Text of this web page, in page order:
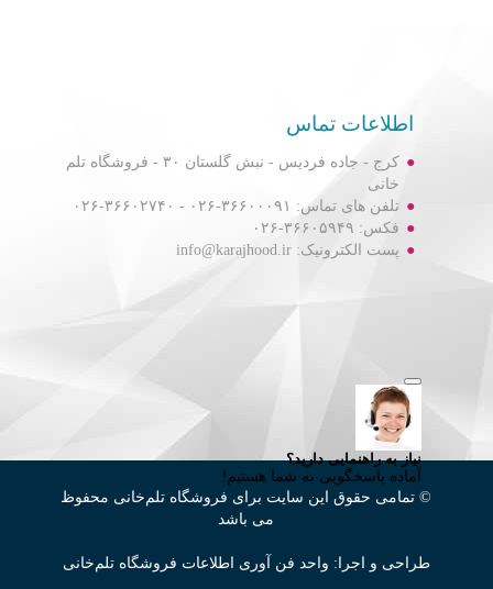
اطلاعات تماس
کرج - جاده فردیس - نبش گلستان ۳۰ - فروشگاه تلم
خانی
تلفن های تماس: ۳۶۶۰۰۰۹۱-۰۲۶ - ۳۶۶۰۲۷۴۰-۰۲۶
فکس: ۳۶۶۰۵۹۴۹-۰۲۶
پست الکترونیک: info@karajhood.ir
© تمامی حقوق این سایت برای فروشگاه تلم‌خانی محفوظ
می باشد
طراحی و اجرا: واحد فن آوری اطلاعات فروشگاه تلم‌خانی